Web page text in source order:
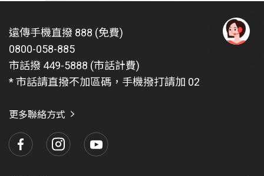
遠傳手機直撥 888 (免費)
0800-058-885
市話撥 449-5888 (市話計費)
* 市話請直撥不加區碼，手機撥打請加 02
更多聯絡方式